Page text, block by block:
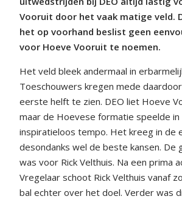
Vooruit door het vaak matige veld.
het op voorhand beslist geen
voor Hoeve Vooruit te noemen.
Het veld bleek andermaal in
Toeschouwers kregen mede
eerste helft te zien. DEO liet Hoeve
maar de Hoevese formatie speelde in
inspiratieloos tempo. Het kreeg in de
desondanks wel de beste kansen. De
was voor Rick Velthuis. Na een prima
Vregelaar schoot Rick Velthuis vanaf
bal echter over het doel. Verder was